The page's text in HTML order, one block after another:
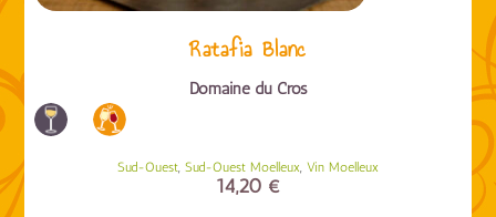
Ratafia Blanc
Domaine du Cros
Sud-Ouest, Sud-Ouest Moelleux, Vin Moelleux
14,20 €